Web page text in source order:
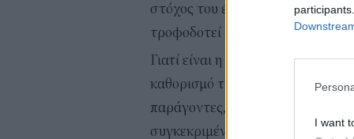
I want
στόχος του έργου είναι να
τροφοδοτεί ενεργειακά τα
Γιατί είναι η ΜΕΑ τόσο
καθορισμό της απόδοσης μιας
παράγοντες, όπως η διάρκεια
συγκεκριμένη διάταξη της Advent,